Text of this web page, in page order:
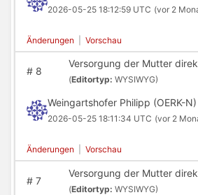
2026-05-25 18:12:59 UTC (vor 2
Änderungen Vorschau
#8
Versorgung der Mutter
(Editortyp: WYSIWYG)
Weingartshofer Philipp (OERK-N)
2026-05-25 18:11:34 UTC (vor 2
Änderungen Vorschau
#7
Versorgung der Mutter
(Editortyp: WYSIWYG)